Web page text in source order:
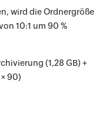
wird die Ordnergröße
10:1 um 90 %
(1,28 GB) +
90)